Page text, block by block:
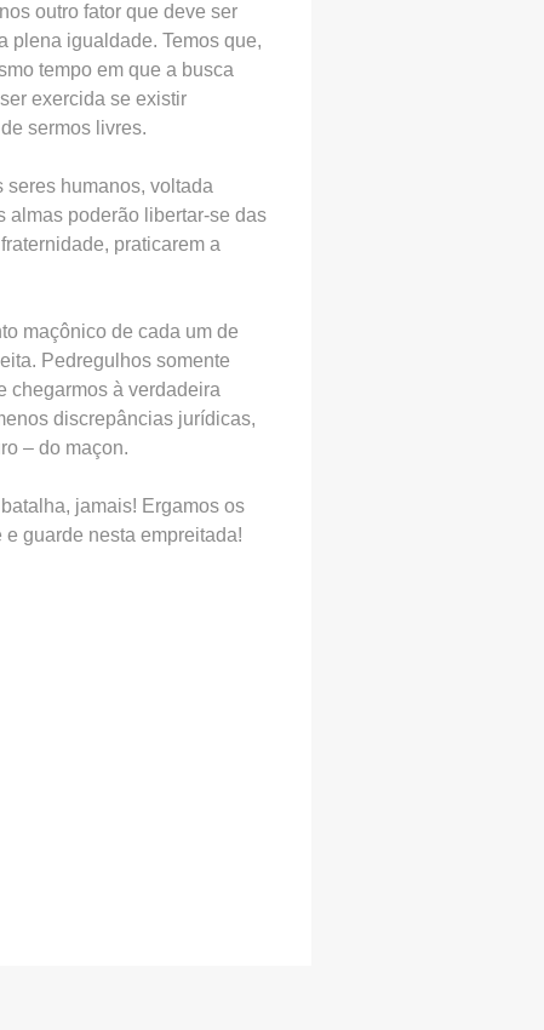
outro fator que deve ser
plena igualdade. Temos que,
tempo em que a busca
exercida se existir
sermos livres.
humanos, voltada
almas poderão libertar-se das
praticarem a
maçônico de cada um de
Pedregulhos somente
chegarmos à verdadeira
discrepâncias jurídicas,
– do maçon.
jamais! Ergamos os
guarde nesta empreitada!